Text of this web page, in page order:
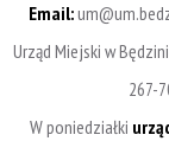
Email:
Urząd Miejski w
267-
W poniedziałki